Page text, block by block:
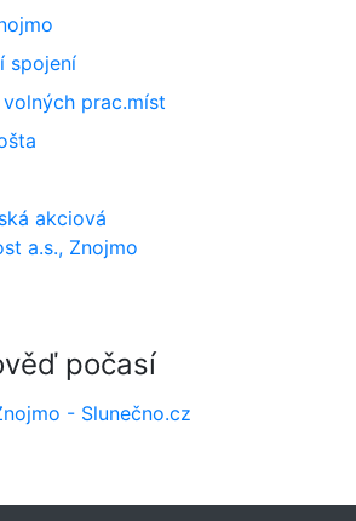
spojení
prac.míst
akciová
a.s., Znojmo
počasí